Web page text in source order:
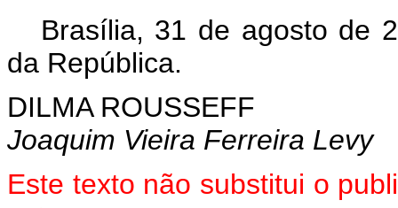
Brasília, 31 de agosto de
da República.
DILMA ROUSSEFF
Joaquim Vieira Ferreira Levy
Este texto não substitui o